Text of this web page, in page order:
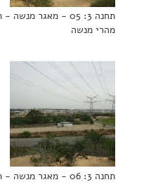
תחנה 3: 05 - מאגר
מהרי מנשה
תחנה 3: 06 - מאגר מנשה - תצפית. מבט אל פרדס חנה - כרכור